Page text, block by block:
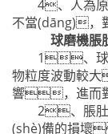
4、人為原
不當(dāng)，
球磨機脹
1、球磨
物粒度波動較
響，進而
2、脹肚現
(shè)備的損